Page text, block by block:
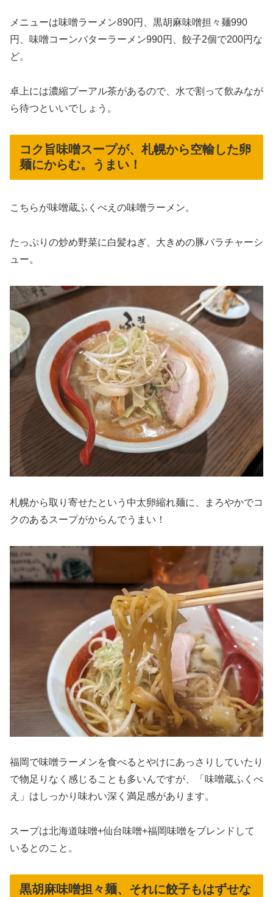
メニューは味噌ラーメン890円、黒胡麻味噌担々麺990
円、味噌コーンバターラーメン990円、餃子2個で200円な
ど。
卓上には濃縮プーアル茶があるので、水で割って飲みなが
ら待つといいでしょう。
コク旨味噌スープが、札幌から空輸した卵
麺にからむ。うまい！
こちらが味噌蔵ふくべえの味噌ラーメン。
たっぷりの炒め野菜に白髪ねぎ、大きめの豚バラチャーシ
ュー。
札幌から取り寄せたという中太卵縮れ麺に、まろやかでコ
クのあるスープがからんでうまい！
福岡で味噌ラーメンを食べるとやけにあっさりしていたり
で物足りなく感じることも多いんですが、「味噌蔵ふくべ
え」はしっかり味わい深く満足感があります。
スープは北海道味噌+仙台味噌+福岡味噌をブレンドして
いるとのこと。
黒胡麻味噌担々麺、それに餃子もはずせな